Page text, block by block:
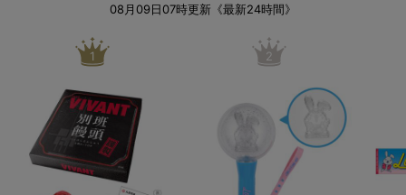
08月09日07時更新《最新24時間》
1 2